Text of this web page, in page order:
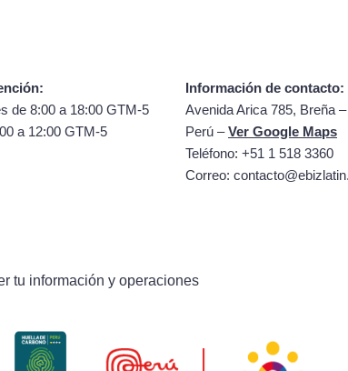
de 8:00 a 18:00 GTM-5
a 12:00 GTM-5
Información de contacto:
Avenida Arica 785, Breña
Perú –Ver Google Maps
Teléfono: +51 1 518 3360
Correo:
tu información y operaciones